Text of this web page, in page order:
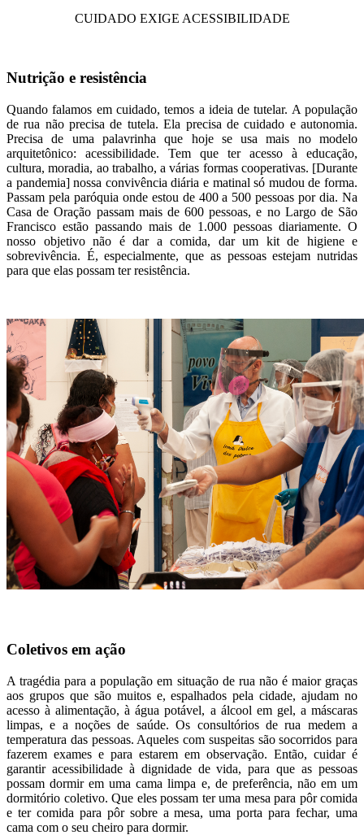
CUIDADO EXIGE ACESSIBILIDADE
Nutrição e resistência
Quando falamos em cuidado, temos a ideia de tutelar. A população
de rua não precisa de tutela. Ela precisa de cuidado e autonomia.
Precisa de uma palavrinha que hoje se usa mais no modelo
arquitetônico: acessibilidade. Tem que ter acesso à educação,
cultura, moradia, ao trabalho, a várias formas cooperativas. [Durante
a pandemia] nossa convivência diária e matinal só mudou de forma.
Passam pela paróquia onde estou de 400 a 500 pessoas por dia. Na
Casa de Oração passam mais de 600 pessoas, e no Largo de São
Francisco estão passando mais de 1.000 pessoas diariamente. O
nosso objetivo não é dar a comida, dar um kit de higiene e
sobrevivência. É, especialmente, que as pessoas estejam nutridas
para que elas possam ter resistência.
Coletivos em ação
A tragédia para a população em situação de rua não é maior graças
aos grupos que são muitos e, espalhados pela cidade, ajudam no
acesso à alimentação, à água potável, a álcool em gel, a máscaras
limpas, e a noções de saúde. Os consultórios de rua medem a
temperatura das pessoas. Aqueles com suspeitas são socorridos para
fazerem exames e para estarem em observação. Então, cuidar é
garantir acessibilidade à dignidade de vida, para que as pessoas
possam dormir em uma cama limpa e, de preferência, não em um
dormitório coletivo. Que eles possam ter uma mesa para pôr comida
e ter comida para pôr sobre a mesa, uma porta para fechar, uma
cama com o seu cheiro para dormir.